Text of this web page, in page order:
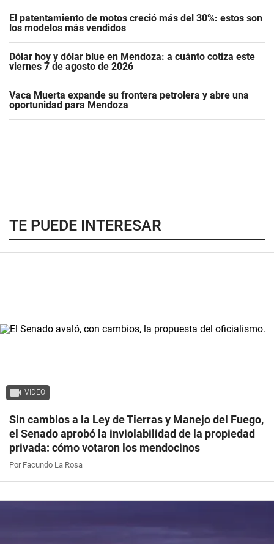
El patentamiento de motos creció más del 30%: estos son
los modelos más vendidos
Dólar hoy y dólar blue en Mendoza: a cuánto cotiza este
viernes 7 de agosto de 2026
Vaca Muerta expande su frontera petrolera y abre una
oportunidad para Mendoza
TE PUEDE INTERESAR
VIDEO
Sin cambios a la Ley de Tierras y Manejo del Fuego,
el Senado aprobó la inviolabilidad de la propiedad
privada: cómo votaron los mendocinos
Por Facundo La Rosa